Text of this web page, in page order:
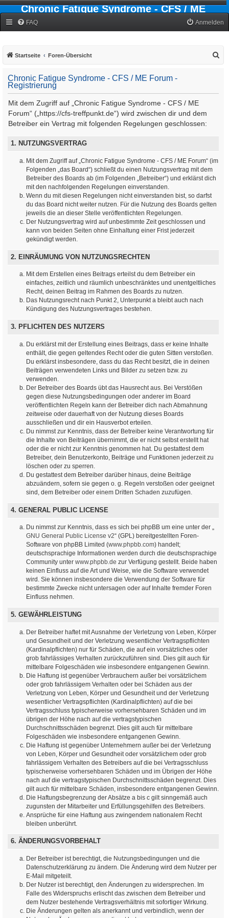
Chronic Fatigue Syndrome - CFS / ME
FAQ Anmelden
Startseite Foren-Übersicht
Chronic Fatigue Syndrome - CFS / ME Forum -
Registrierung
Mit dem Zugriff auf „Chronic Fatigue Syndrome - CFS / ME
Forum“ („https://cfs-treffpunkt.de“) wird zwischen dir und dem
Betreiber ein Vertrag mit folgenden Regelungen geschlossen:
1. NUTZUNGSVERTRAG
Mit dem Zugriff auf „Chronic Fatigue Syndrome - CFS / ME Forum“ (im
Folgenden „das Board“) schließt du einen Nutzungsvertrag mit dem
Betreiber des Boards ab (im Folgenden „Betreiber“) und erklärst dich
mit den nachfolgenden Regelungen einverstanden.
Wenn du mit diesen Regelungen nicht einverstanden bist, so darfst
du das Board nicht weiter nutzen. Für die Nutzung des Boards gelten
jeweils die an dieser Stelle veröffentlichten Regelungen.
Der Nutzungsvertrag wird auf unbestimmte Zeit geschlossen und
kann von beiden Seiten ohne Einhaltung einer Frist jederzeit
gekündigt werden.
2. EINRÄUMUNG VON NUTZUNGSRECHTEN
Mit dem Erstellen eines Beitrags erteilst du dem Betreiber ein
einfaches, zeitlich und räumlich unbeschränktes und unentgeltliches
Recht, deinen Beitrag im Rahmen des Boards zu nutzen.
Das Nutzungsrecht nach Punkt 2, Unterpunkt a bleibt auch nach
Kündigung des Nutzungsvertrages bestehen.
3. PFLICHTEN DES NUTZERS
Du erklärst mit der Erstellung eines Beitrags, dass er keine Inhalte
enthält, die gegen geltendes Recht oder die guten Sitten verstoßen.
Du erklärst insbesondere, dass du das Recht besitzt, die in deinen
Beiträgen verwendeten Links und Bilder zu setzen bzw. zu
verwenden.
Der Betreiber des Boards übt das Hausrecht aus. Bei Verstößen
gegen diese Nutzungsbedingungen oder anderer im Board
veröffentlichten Regeln kann der Betreiber dich nach Abmahnung
zeitweise oder dauerhaft von der Nutzung dieses Boards
ausschließen und dir ein Hausverbot erteilen.
Du nimmst zur Kenntnis, dass der Betreiber keine Verantwortung für
die Inhalte von Beiträgen übernimmt, die er nicht selbst erstellt hat
oder die er nicht zur Kenntnis genommen hat. Du gestattest dem
Betreiber, dein Benutzerkonto, Beiträge und Funktionen jederzeit zu
löschen oder zu sperren.
Du gestattest dem Betreiber darüber hinaus, deine Beiträge
abzuändern, sofern sie gegen o. g. Regeln verstoßen oder geeignet
sind, dem Betreiber oder einem Dritten Schaden zuzufügen.
4. GENERAL PUBLIC LICENSE
Du nimmst zur Kenntnis, dass es sich bei phpBB um eine unter der „
GNU General Public License v2“ (GPL) bereitgestellten Foren-
Software von phpBB Limited (www.phpbb.com) handelt;
deutschsprachige Informationen werden durch die deutschsprachige
Community unter www.phpbb.de zur Verfügung gestellt. Beide haben
keinen Einfluss auf die Art und Weise, wie die Software verwendet
wird. Sie können insbesondere die Verwendung der Software für
bestimmte Zwecke nicht untersagen oder auf Inhalte fremder Foren
Einfluss nehmen.
5. GEWÄHRLEISTUNG
Der Betreiber haftet mit Ausnahme der Verletzung von Leben, Körper
und Gesundheit und der Verletzung wesentlicher Vertragspflichten
(Kardinalpflichten) nur für Schäden, die auf ein vorsätzliches oder
grob fahrlässiges Verhalten zurückzuführen sind. Dies gilt auch für
mittelbare Folgeschäden wie insbesondere entgangenen Gewinn.
Die Haftung ist gegenüber Verbrauchern außer bei vorsätzlichem
oder grob fahrlässigem Verhalten oder bei Schäden aus der
Verletzung von Leben, Körper und Gesundheit und der Verletzung
wesentlicher Vertragspflichten (Kardinalpflichten) auf die bei
Vertragsschluss typischerweise vorhersehbaren Schäden und im
übrigen der Höhe nach auf die vertragstypischen
Durchschnittsschäden begrenzt. Dies gilt auch für mittelbare
Folgeschäden wie insbesondere entgangenen Gewinn.
Die Haftung ist gegenüber Unternehmern außer bei der Verletzung
von Leben, Körper und Gesundheit oder vorsätzlichem oder grob
fahrlässigem Verhalten des Betreibers auf die bei Vertragsschluss
typischerweise vorhersehbaren Schäden und im Übrigen der Höhe
nach auf die vertragstypischen Durchschnittsschäden begrenzt. Dies
gilt auch für mittelbare Schäden, insbesondere entgangenen Gewinn.
Die Haftungsbegrenzung der Absätze a bis c gilt sinngemäß auch
zugunsten der Mitarbeiter und Erfüllungsgehilfen des Betreibers.
Ansprüche für eine Haftung aus zwingendem nationalem Recht
bleiben unberührt.
6. ÄNDERUNGSVORBEHALT
Der Betreiber ist berechtigt, die Nutzungsbedingungen und die
Datenschutzerklärung zu ändern. Die Änderung wird dem Nutzer per
E-Mail mitgeteilt.
Der Nutzer ist berechtigt, den Änderungen zu widersprechen. Im
Falle des Widerspruchs erlischt das zwischen dem Betreiber und
dem Nutzer bestehende Vertragsverhältnis mit sofortiger Wirkung.
Die Änderungen gelten als anerkannt und verbindlich, wenn der